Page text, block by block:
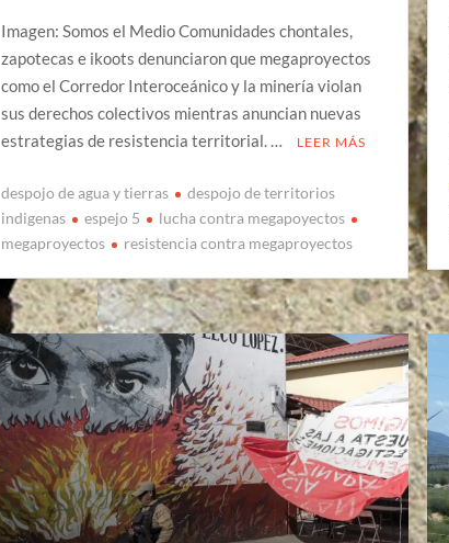
Imagen: Somos el Medio Comunidades chontales,
zapotecas e ikoots denunciaron que megaproyectos
como el Corredor Interoceánico y la minería violan
sus derechos colectivos mientras anuncian nuevas
estrategias de resistencia territorial. …
LEER MÁS
despojo de agua y tierras
despojo de territorios
indigenas
espejo 5
lucha contra megapoyectos
megaproyectos
resistencia contra megaproyectos